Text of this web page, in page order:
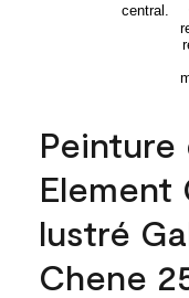
Peinture
Element
lustré
Chene